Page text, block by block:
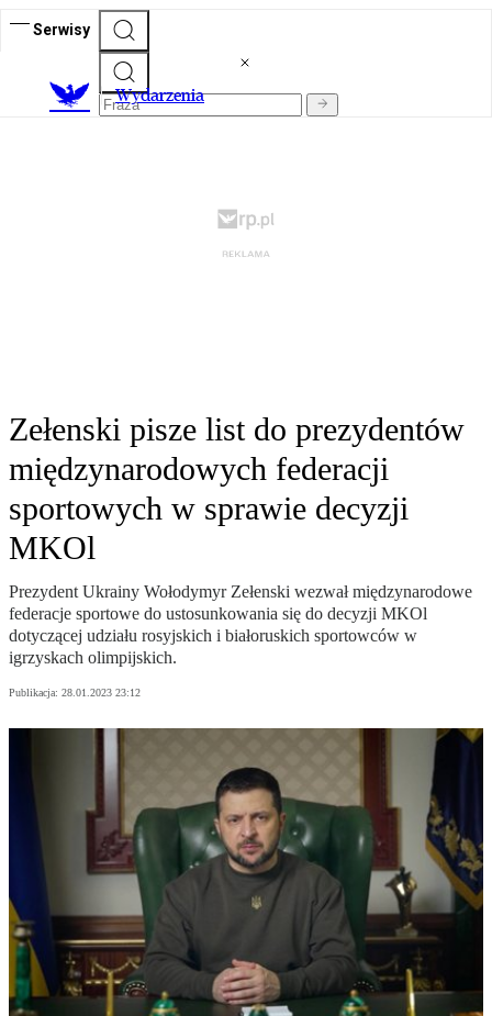
Serwisy
Wydarzenia
Zełenski pisze list do prezydentów
międzynarodowych federacji
sportowych w sprawie decyzji
MKOl
Prezydent Ukrainy Wołodymyr Zełenski wezwał międzynarodowe
federacje sportowe do ustosunkowania się do decyzji MKOl
dotyczącej udziału rosyjskich i białoruskich sportowców w
igrzyskach olimpijskich.
Publikacja: 28.01.2023 23:12